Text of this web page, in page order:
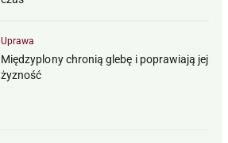
Uprawa
Międzyplony chronią glebę i poprawiają jej
żyzność